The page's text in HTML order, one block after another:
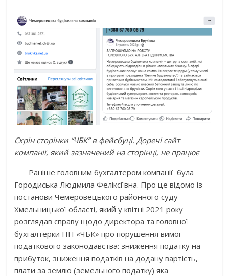
Скрін сторінки “ЧБК” в фейсбуці. Доречі сайт
компанії, який зазначений на сторінці, не працює
Раніше головним бухгалтером компанії була
Городиська Людмила Феліксіївна. Про це відомо із
постанови Чемеровецького районного суду
Хмельницької області, який у квітні 2021 року
розглядав справу щодо директора та головної
бухгалтерки ПП «ЧБК» про порушення вимог
податкового законодавства: зниження податку на
прибуток, зниження податків на додану вартість,
плати за землю (земельного податку) яка